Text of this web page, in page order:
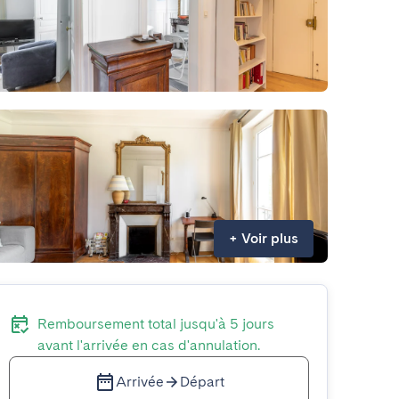
+ Voir plus
Remboursement total jusqu'à 5 jours
avant l'arrivée en cas d'annulation.
Arrivée Départ